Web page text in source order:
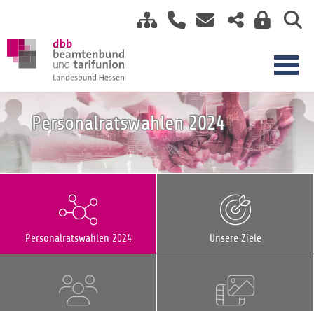
Personalratswahlen 2024
Personalratswahlen 2024 Unsere Ziele